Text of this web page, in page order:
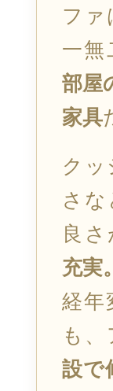
ファ
一無
部屋
家具
ク
さ
良さ
充実。
経年
も、
設で